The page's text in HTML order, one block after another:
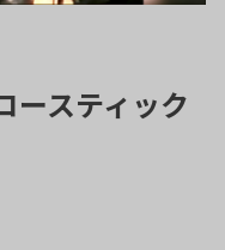
ースティック